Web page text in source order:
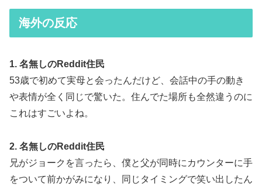
海外の反応
1. 名無しのReddit住民
53歳で初めて実母と会ったんだけど、会話中の手の動き
や表情が全く同じで驚いた。住んでた場所も全然違うのに
これはすごいよね。
2. 名無しのReddit住民
兄がジョークを言ったら、僕と父が同時にカウンターに手
をついて前かがみになり、同じタイミングで笑い出したん